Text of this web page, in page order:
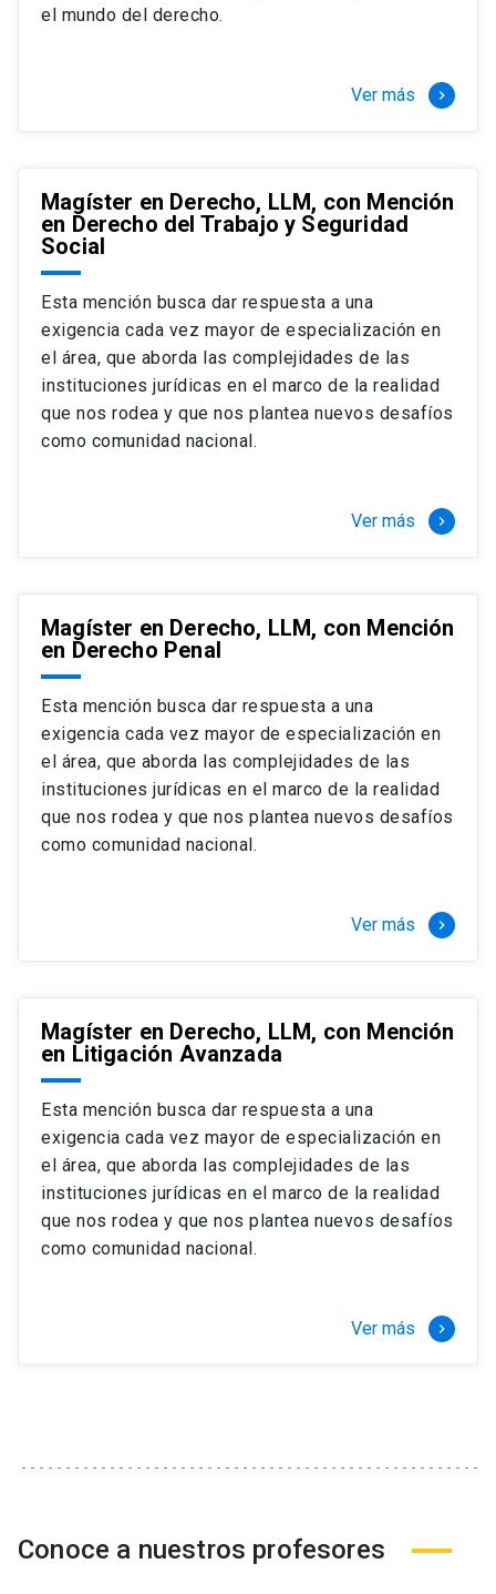
el mundo del derecho.
Ver más keyboard_arrow_right
Magíster en Derecho, LLM, con Mención
en Derecho del Trabajo y Seguridad
Social
Esta mención busca dar respuesta a una
exigencia cada vez mayor de especialización en
el área, que aborda las complejidades de las
instituciones jurídicas en el marco de la realidad
que nos rodea y que nos plantea nuevos desafíos
como comunidad nacional.
Ver más keyboard_arrow_right
Magíster en Derecho, LLM, con Mención
en Derecho Penal
Esta mención busca dar respuesta a una
exigencia cada vez mayor de especialización en
el área, que aborda las complejidades de las
instituciones jurídicas en el marco de la realidad
que nos rodea y que nos plantea nuevos desafíos
como comunidad nacional.
Ver más keyboard_arrow_right
Magíster en Derecho, LLM, con Mención
en Litigación Avanzada
Esta mención busca dar respuesta a una
exigencia cada vez mayor de especialización en
el área, que aborda las complejidades de las
instituciones jurídicas en el marco de la realidad
que nos rodea y que nos plantea nuevos desafíos
como comunidad nacional.
Ver más keyboard_arrow_right
Conoce a nuestros profesores